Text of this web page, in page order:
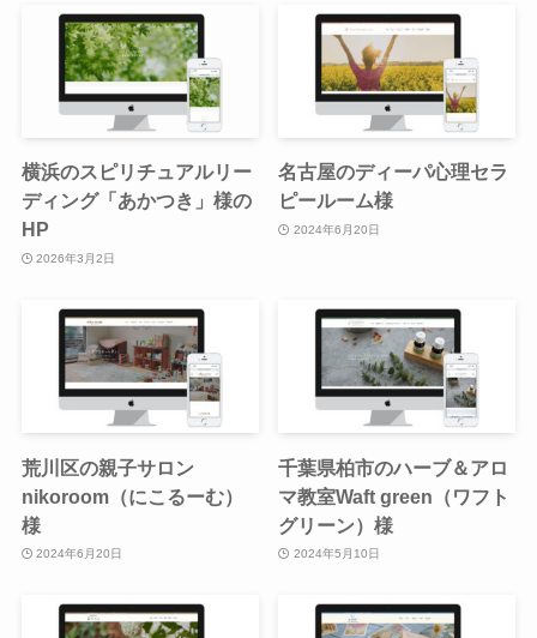
横浜のスピリチュアルリー
ディング「あかつき」様の
HP
2026年3月2日
名古屋のディーパ心理セラ
ピールーム様
2024年6月20日
荒川区の親子サロン
nikoroom（にこるーむ）
様
2024年6月20日
千葉県柏市のハーブ＆アロ
マ教室Waft green（ワフト
グリーン）様
2024年5月10日